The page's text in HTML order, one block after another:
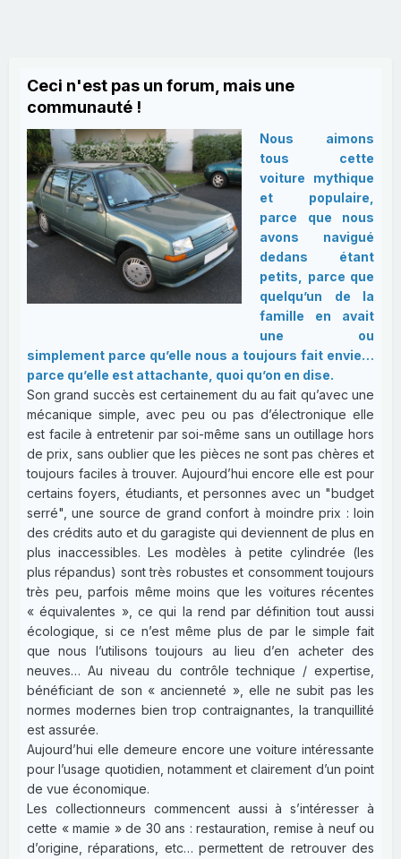
Ceci n'est pas un forum, mais une
communauté !
Nous aimons
tous cette
voiture mythique
et populaire,
parce que nous
avons navigué
dedans étant
petits, parce que
quelqu’un de la
famille en avait
une ou
simplement parce qu’elle nous a toujours fait envie…
parce qu’elle est attachante, quoi qu’on en dise.
Son grand succès est certainement du au fait qu’avec une
mécanique simple, avec peu ou pas d’électronique elle
est facile à entretenir par soi-même sans un outillage hors
de prix, sans oublier que les pièces ne sont pas chères et
toujours faciles à trouver. Aujourd’hui encore elle est pour
certains foyers, étudiants, et personnes avec un "budget
serré", une source de grand confort à moindre prix : loin
des crédits auto et du garagiste qui deviennent de plus en
plus inaccessibles. Les modèles à petite cylindrée (les
plus répandus) sont très robustes et consomment toujours
très peu, parfois même moins que les voitures récentes
« équivalentes », ce qui la rend par définition tout aussi
écologique, si ce n’est même plus de par le simple fait
que nous l’utilisons toujours au lieu d’en acheter des
neuves… Au niveau du contrôle technique / expertise,
bénéficiant de son « ancienneté », elle ne subit pas les
normes modernes bien trop contraignantes, la tranquillité
est assurée.
Aujourd’hui elle demeure encore une voiture intéressante
pour l’usage quotidien, notamment et clairement d’un point
de vue économique.
Les collectionneurs commencent aussi à s’intéresser à
cette « mamie » de 30 ans : restauration, remise à neuf ou
d’origine, réparations, etc… permettent de retrouver des